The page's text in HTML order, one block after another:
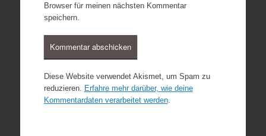
Browser für meinen nächsten Kommentar
speichern.
Diese Website verwendet Akismet, um Spam zu
reduzieren. Erfahre mehr darüber, wie deine
Kommentardaten verarbeitet werden.